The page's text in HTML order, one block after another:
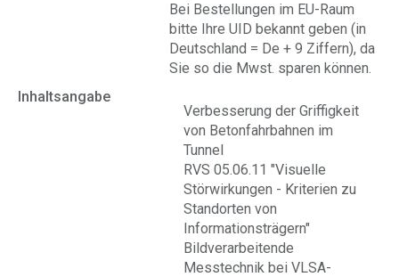
Bei Bestellungen im EU-Raum
bitte Ihre UID bekannt geben (in
Deutschland = De + 9 Ziffern), da
Sie so die Mwst. sparen können.
Inhaltsangabe
Verbesserung der Griffigkeit
von Betonfahrbahnen im
Tunnel
RVS 05.06.11 "Visuelle
Störwirkungen - Kriterien zu
Standorten von
Informationsträgern"
Bildverarbeitende
Messtechnik bei VLSA-